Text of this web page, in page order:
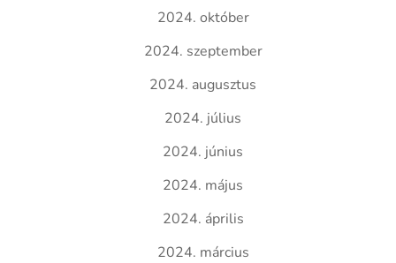
2024. október
2024. szeptember
2024. augusztus
2024. július
2024. június
2024. május
2024. április
2024. március